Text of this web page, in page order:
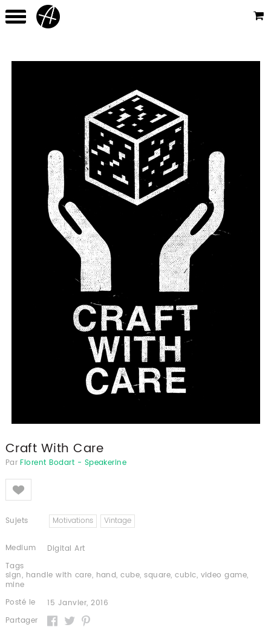
Craft With Care
Par Florent Bodart - Speakerine
Like
Sujets Motivations Vintage
Medium
Digital Art
Tags
sign, handle with care, hand,cube,square,cubic, video game,
mine
Posté le
15 Janvier, 2016
Partager